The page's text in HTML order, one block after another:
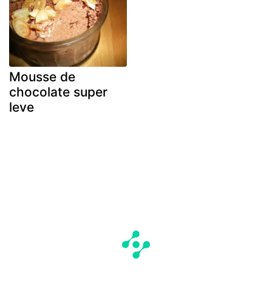
Mousse de
chocolate super
leve